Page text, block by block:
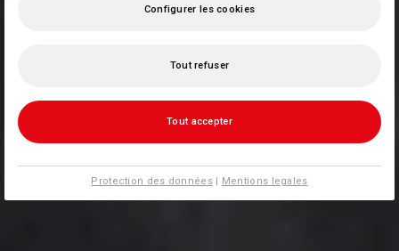
Configurer les cookies
Tout refuser
Tout accepter
Protection des données| Mentions legales